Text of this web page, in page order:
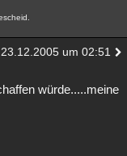
English
23.12.2005 um 02:51
würde.....meine